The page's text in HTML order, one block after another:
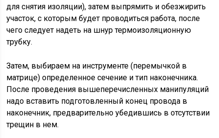
для снятия изоляции), затем выпрямить и обезжирить
участок, с которым будет проводиться работа, после
чего следует надеть на шнур термоизоляционную
трубку.
Затем, выбираем на инструменте (перемычкой в
матрице) определенное сечение и тип наконечника.
После проведения вышеперечисленных манипуляций
надо вставить подготовленный конец провода в
наконечник, предварительно убедившись в отсутствии
трещин в нем.